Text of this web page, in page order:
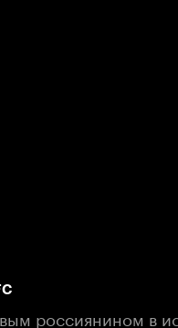
россиянином в